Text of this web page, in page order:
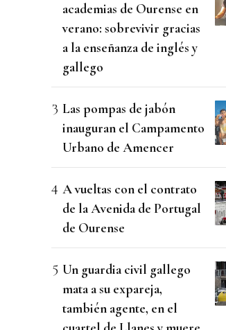
academias de Ourense en
verano: sobrevivir gracias
a la enseñanza de inglés y
gallego
Las pompas de jabón
inauguran el Campamento
Urbano de Amencer
A vueltas con el contrato
de la Avenida de Portugal
de Ourense
Un guardia civil gallego
mata a su expareja,
también agente, en el